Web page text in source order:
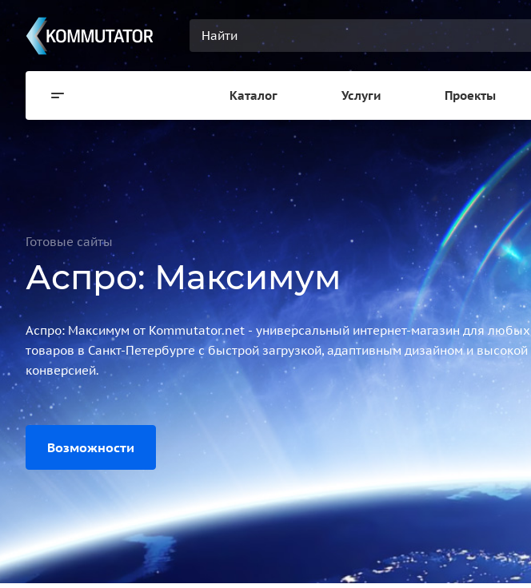
Каталог Услуги Проекты
Готовые сайты
Аспро: Максимум
Аспро: Максимум от Kommutator.net - универсальный интернет-магазин для любых
товаров в Санкт-Петербурге с быстрой загрузкой, адаптивным дизайном и высокой
конверсией.
Возможности